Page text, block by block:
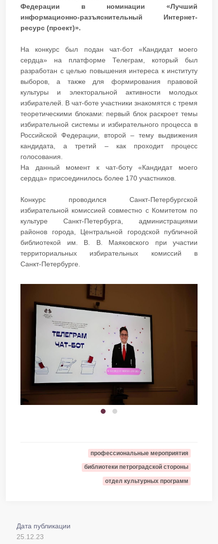
Федерации в номинации «Лучший
информационно-разъяснительный Интернет-
ресурс (проект)».
На конкурс был подан чат-бот «Кандидат моего
сердца» на платформе Телеграм, который был
разработан с целью повышения интереса к институту
выборов, а также для формирования правовой
культуры и электоральной активности молодых
избирателей. В чат-боте участники знакомятся с тремя
теоретическими блоками: первый блок раскроет темы
избирательной системы и избирательного процесса в
Российской Федерации, второй – тему выдвижения
кандидата, а третий – как проходит процесс
голосования.
На данный момент к чат-боту «Кандидат моего
сердца» присоединилось более 170 участников.
Конкурс проводился Санкт‑Петербургской
избирательной комиссией совместно с Комитетом по
культуре Санкт‑Петербурга, администрациями
районов города, Центральной городской публичной
библиотекой им. В. В. Маяковского при участии
территориальных избирательных комиссий в
Санкт‑Петербурге.​
профессиональные мероприятия
библиотеки петроградской стороны
отдел культурных программ
Дата публикации
25.12.23